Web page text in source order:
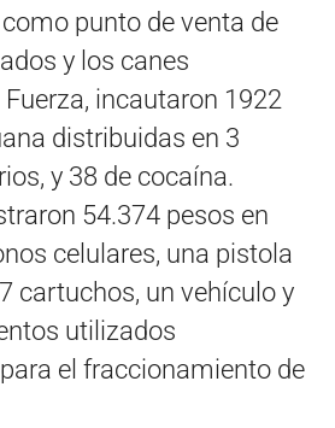
punto de venta de
y los canes
incautaron 1922
distribuidas en 3
y 38 de cocaína.
54.374 pesos en
celulares, una pistola
cartuchos, un vehículo y
utilizados
el fraccionamiento de